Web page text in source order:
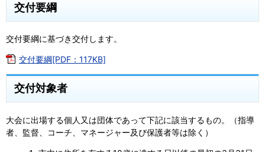
交付要綱
交付要綱に基づき交付します。
交付要綱[PDF：117KB]
交付対象者
大会に出場する個人又は団体であって下記に該当するもの。（指導
者、監督、コーチ、マネージャー及び保護者等は除く）